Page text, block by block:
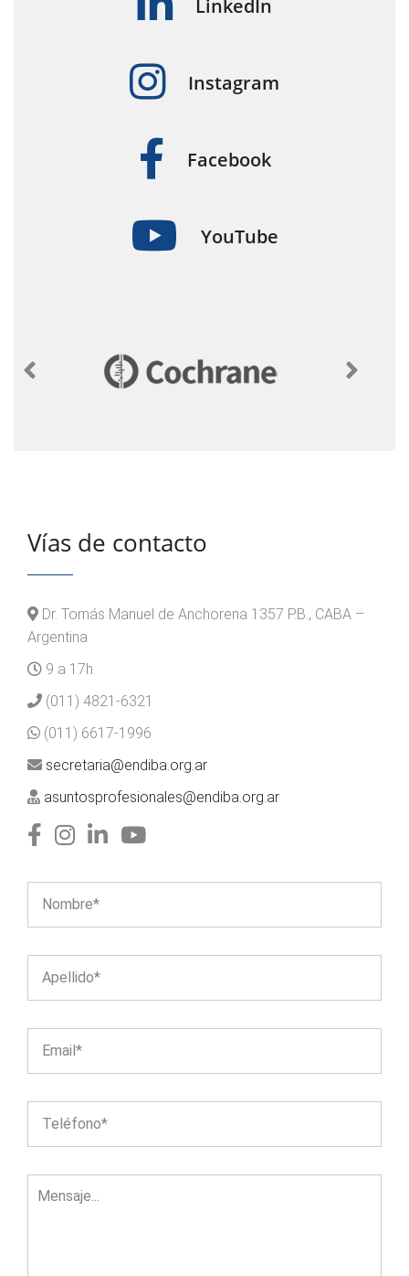
LinkedIn
Instagram
Facebook
YouTube
Vías de contacto
Dr. Tomás Manuel de Anchorena 1357 P.B., CABA –
Argentina
9 a 17h.
(011) 4821-6321
(011) 6617-1996
secretaria@endiba.org.ar
asuntosprofesionales@endiba.org.ar